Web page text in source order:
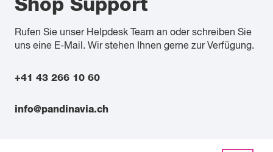
Shop Support
Rufen Sie unser Helpdesk Team an oder schreiben Sie
uns eine E-Mail. Wir stehen Ihnen gerne zur Verfügung.
+41 43 266 10 60
info@pandinavia.ch